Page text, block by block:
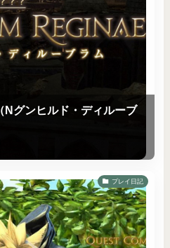
Nグンヒルド・ディルーブ
プレイ日記